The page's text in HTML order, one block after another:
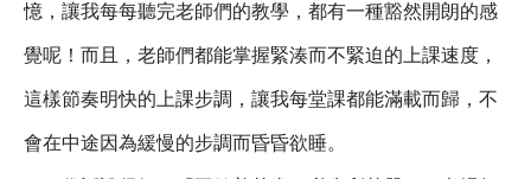
憶，讓我每每聽完老師們的教學，都有一種豁然開朗的感
覺呢！而且，老師們都能掌握緊湊而不緊迫的上課速度，
這樣節奏明快的上課步調，讓我每堂課都能滿載而歸，不
會在中途因為緩慢的步調而昏昏欲睡。